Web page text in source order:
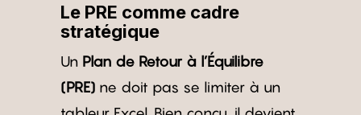
Le PRE comme cadre
stratégique
Un Plan de Retour à l’Équilibre
(PRE)ne doit pas se limiter à un